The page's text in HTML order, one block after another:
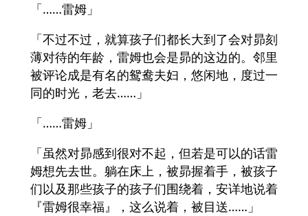
「……雷姆」
「不过不过，就算孩子们都长大到了会对昴刻
薄对待的年龄，雷姆也会是昴的这边的。邻里
被评论成是有名的鸳鸯夫妇，悠闲地，度过一
同的时光，老去……」
「……雷姆」
「虽然对昴感到很对不起，但若是可以的话雷
姆想先去世。躺在床上，被昴握着手，被孩子
们以及那些孩子的孩子们围绕着，安详地说着
『雷姆很幸福』，这么说着，被目送……」